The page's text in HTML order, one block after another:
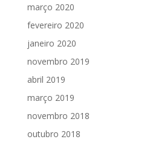
março 2020
fevereiro 2020
janeiro 2020
novembro 2019
abril 2019
março 2019
novembro 2018
outubro 2018